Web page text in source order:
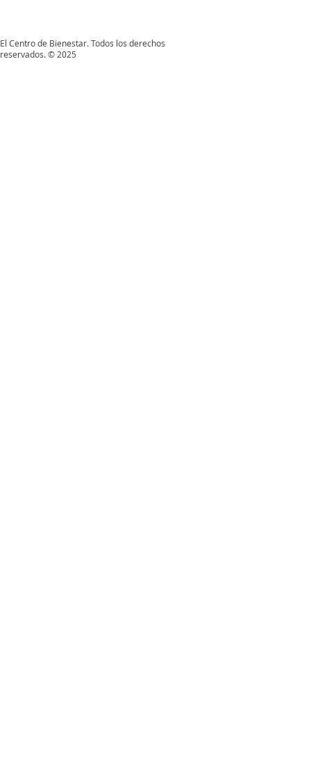
El Centro de Bienestar. Todos los derechos
reservados. © 2025